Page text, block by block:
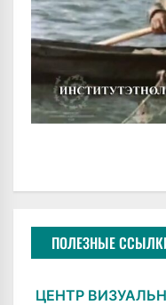
ПОЛЕЗНЫЕ
ЦЕНТР